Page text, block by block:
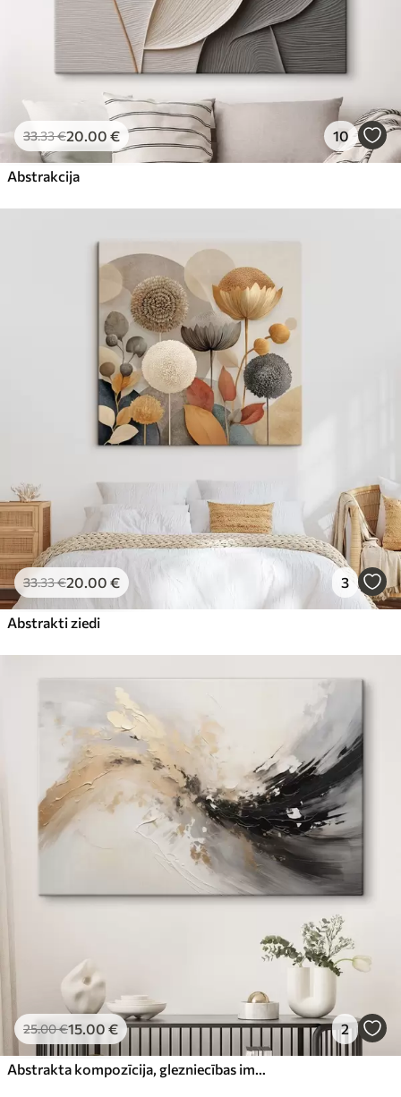
33.33€20.00 € 10
Abstrakcija
33.33€20.00 € 3
Abstrakti ziedi
25.00€15.00 € 2
Abstrakta kompozīcija, glezniecības imitācija